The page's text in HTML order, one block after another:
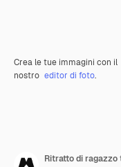
Crea le tue immagini con il
nostro editor di foto.
Ritratto di ragazzo